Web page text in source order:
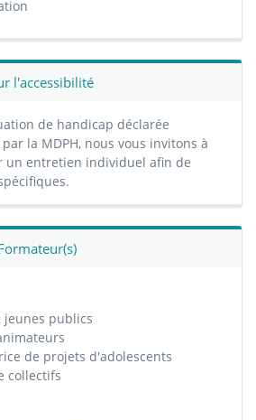
l'accessibilité
de handicap déclarée
la MDPH, nous vous invitons à
un entretien individuel afin de
publics
de projets d'adolescents
collectifs